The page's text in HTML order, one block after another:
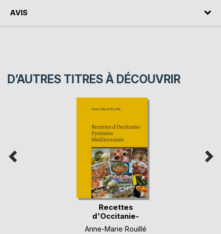
AVIS
D’AUTRES TITRES À DÉCOUVRIR
Recettes
d'Occitanie-
Pyrénées Médi(...)
Anne-Marie Rouillé